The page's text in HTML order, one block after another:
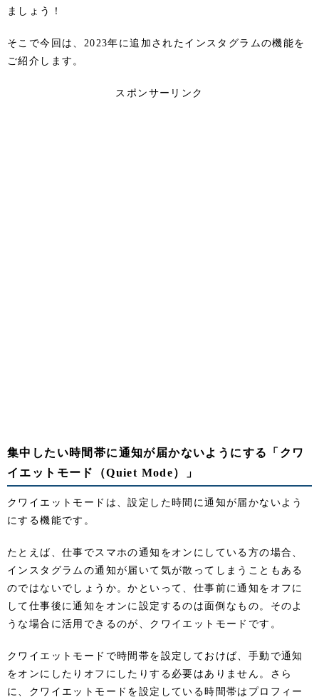
ましょう！
そこで今回は、2023年に追加されたインスタグラムの機能を
ご紹介します。
スポンサーリンク
集中したい時間帯に通知が届かないようにする「クワ
イエットモード（Quiet Mode）」
クワイエットモードは、設定した時間に通知が届かないよう
にする機能です。
たとえば、仕事でスマホの通知をオンにしている方の場合、
インスタグラムの通知が届いて気が散ってしまうこともある
のではないでしょうか。かといって、仕事前に通知をオフに
して仕事後に通知をオンに設定するのは面倒なもの。そのよ
うな場合に活用できるのが、クワイエットモードです。
クワイエットモードで時間帯を設定しておけば、手動で通知
をオンにしたりオフにしたりする必要はありません。さら
に、クワイエットモードを設定している時間帯はプロフィー